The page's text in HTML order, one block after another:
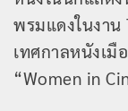
พรมแดงในงาน
เทศกาลหนังเมื
“Women in